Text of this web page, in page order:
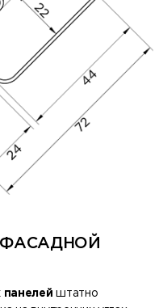
панелей штатно